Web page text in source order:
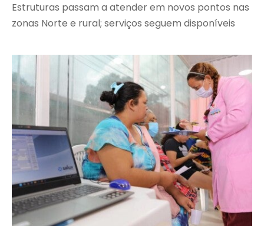
Estruturas passam a atender em novos pontos nas
zonas Norte e rural; serviços seguem disponíveis